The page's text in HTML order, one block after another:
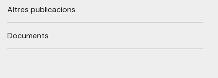
Altres publicacions
Documents